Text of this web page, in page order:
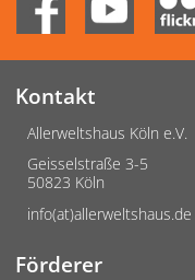
Kontakt
Allerweltshaus Köln e.V.
Geisselstraße 3-5
50823 Köln
info(at)allerweltshaus.de
Förderer